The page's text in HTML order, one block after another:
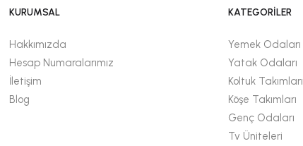
KURUMSAL
Hakkımızda
Hesap Numaralarımız
İletişim
Blog
KATEGORİLER
Yemek Odaları
Yatak Odaları
Koltuk Takımları
Köşe Takımları
Genç Odaları
Tv Üniteleri